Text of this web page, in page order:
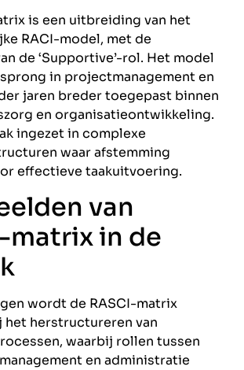
is een uitbreiding van het
RACI-model, met de
de ‘Supportive’-rol. Het model
in projectmanagement en
jaren breder toegepast binnen
en organisatieontwikkeling.
ingezet in complexe
waar afstemming
effectieve taakuitvoering.
van
matrix in de
wordt de RASCI-matrix
herstructureren van
waarbij rollen tussen
en administratie